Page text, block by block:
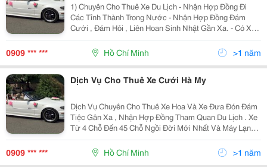
1) Chuyên Cho Thuê Xe Du Lịch - Nhận Hợp Đồng Đi
Các Tỉnh Thành Trong Nước - Nhận Hợp Đồng Đám
Cưới , Đám Hỏi , Liên Hoan Sinh Nhật Gần Xa. - Có Xe
Hoa Đời Mới - Nhận Đưa Đón Sân Bay - Hợp Đồng Công
Ty Dài Hạn Va Ngắn Hạn - Tài Xế Nhiệt Tình Vui Vẻ ,
0909 *** *** Hồ Chí Minh >1 năm
Dịch Vụ Cho Thuê Xe Cưới Hà My
Dịch Vụ Chuyên Cho Thuê Xe Hoa Và Xe Đưa Đón Đám
Tiệc Gân Xa , Nhận Hợp Đồng Tham Quan Du Lịch . Xe
Từ 4 Chỗ Đến 45 Chỗ Ngồi Đời Mới Nhất Và Máy Lạnh .
Vv..... Đê Biết Thêm Nhiều Hình Thức Khác Xin Vui
Lòng Tell : 0909173458 Gặp A Đức Hoặc 0909682458
0909 *** *** Hồ Chí Minh >1 năm